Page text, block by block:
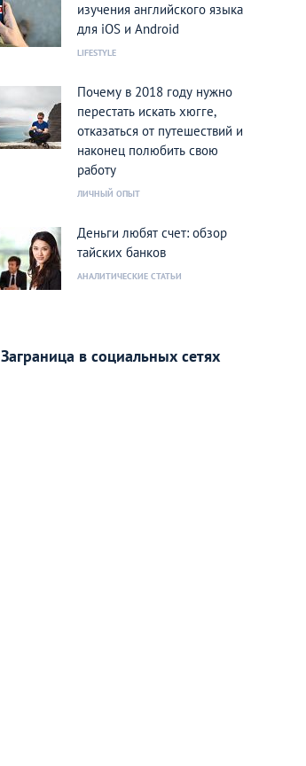
изучения английского языка
для iOS и Android
LIFESTYLE
Почему в 2018 году нужно
перестать искать хюгге,
отказаться от путешествий и
наконец полюбить свою
работу
ЛИЧНЫЙ ОПЫТ
Деньги любят счет: обзор
тайских банков
АНАЛИТИЧЕСКИЕ СТАТЬИ
Заграница в социальных сетях